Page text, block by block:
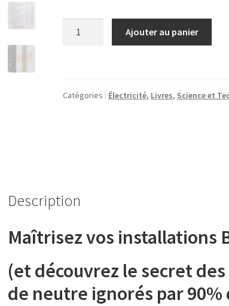
électriques,
Ajouter au panier
Catégories : Électricité, Livres, Science et
Description
Maîtrisez vos installations
(et découvrez le secret
de neutre ignorés par 90%